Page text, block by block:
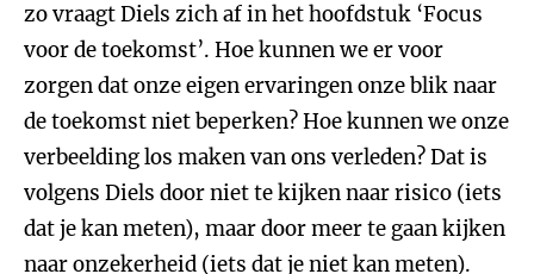
zo vraagt Diels zich af in het hoofdstuk ‘Focus
voor de toekomst’. Hoe kunnen we er voor
zorgen dat onze eigen ervaringen onze blik naar
de toekomst niet beperken? Hoe kunnen we onze
verbeelding los maken van ons verleden? Dat is
volgens Diels door niet te kijken naar risico (iets
dat je kan meten), maar door meer te gaan kijken
naar onzekerheid (iets dat je niet kan meten).